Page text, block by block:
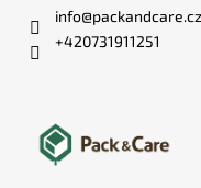
info@packandcare.cz
+420731911251